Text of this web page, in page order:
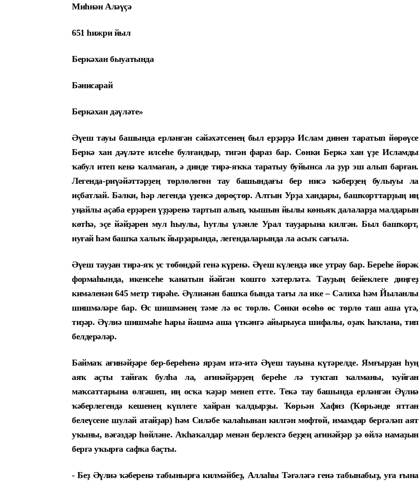
Миһнән Аләүҫә
651 һижри йыл
Беркәхан быуатында
Бәнисарай
Беркәхан дәүләте»
Әүеш тауы башында ерләнгән сәйәхәтсенең был ерҙәрҙә Ислам динен таратып йөрөүсе
Беркә хан дәүләте илсеһе булғандыр, тигән фараз бар. Сөнки Беркә хан үҙе Исламды
ҡабул итеп кенә ҡалмаған, ә динде тирә-яҡҡа таратыу буйынса ла ҙур эш алып барған.
Легенда-риүәйәттәрҙең төрлөлөгөн тау башындағы бер нисә ҡәберҙең булыуы ла
иҫбатлай. Бәлки, һәр легенда үҙенсә дөрөҫтөр. Алтын Урҙа хандары, башҡорттарҙың иң
уңайлы аҫаба ерҙәрен үҙҙәренә тартып алып, ҡышын йылы көньяҡ далаларҙа малдарын
көтһә, эҫе йәйҙәрен мул һыулы, һутлы үләнле Урал тауҙарына килгән. Был башҡорт,
нуғай һәм башҡа халыҡ йырҙарында, легендаларында ла асыҡ сағыла.
Әүеш тауҙан тирә-яҡ ус төбөндәй генә күренә. Әүеш күлендә ике утрау бар. Береһе йөрәк
формаһында, икенсеһе ҡанатын йәйгән ҡошто хәтерләтә. Тауҙың бейеклеге диңгеҙ
кимәленән 645 метр тирәһе. Әүлиәнән башҡа бында тағы ла ике – Сәлиха һәм Йыланлы
шишмәләре бар. Өс шишмәнең тәме лә өс төрлө. Сөнки өсөһө өс төрлө таш аша үтә,
тиҙәр. Әүлиә шишмәһе һары йәшмә аша үткәнгә айырыуса шифалы, оҙаҡ һаҡлана, тип
белдерәләр.
Баймаҡ ағинәйҙәре бер-береһенә ярҙам итә-итә Әүеш тауына күтәрелде. Ямғырҙан һуң
аяҡ аҫты тайғаҡ булһа ла, ағинәйҙәрҙең береһе лә туҡтап ҡалманы, ҡуйған
маҡсаттарына өлгәшеп, иң осҡа ҡәҙәр менеп етте. Текә тау башында ерләнгән Әүлиә
ҡәберлегендә кешенең күплеге хайран ҡалдырҙы. Ҡөрьән Хафиз (Ҡөрьәнде яттан
белеүсене шулай атайҙар) һәм Силәбе ҡалаһынан килгән мөфтөй, имамдар бергәләп аят
уҡыны, вәғәздәр һөйләне. Аҡһаҡалдар менән берлектә беҙҙең ағинәйҙәр ҙә өйлә намаҙын
бергә уҡырға сафҡа баҫты.
- Беҙ Әүлиә ҡәберенә табынырға килмәйбеҙ, Аллаһы Тәғәләгә генә табынабыҙ, уға ғына